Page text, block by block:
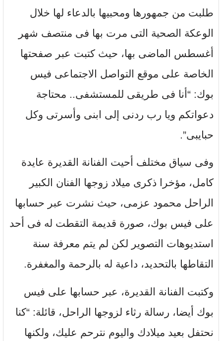
طلبت من جمهورها ومحبيها بالدعاء لها خلال
الوعكة الصحية التى مرت بها فى منتصف شهر
أغسطس الماضى بها، حيث كتبت عبر صفحتها
الخاصة على موقع التواصل الاجتماعى فيس
بوك: “أنا فى طريقى للمستشفى.. محتاجة
دعواتكم ويا رب ردنى إلى ابنى وأسرتى وكل
حبايبى”.
وفى سياق مختلف أحيت الفنانة القديرة عايدة
كامل، مؤخرا ذكرى ميلاد زوجها الفنان الكبير
الراحل محمود عزمى، حيث نشرت عبر حسابها
على فيس بوك، صورة قديمة التقطت له فى أحد
استديوهات التصوير لكن لم يتم معرفة سنة
التقاطها بالتحديد، داعية له بالرحمة والمغفرة.
وكتبت الفنانة القديرة، عبر حسابها على فيس
بوك أيضا، رسالة رثاء لزوجها الراحل، قائلة: “كنا
نحتفل بعيد ميلادك واليوم نترحم عليك، ولكنها